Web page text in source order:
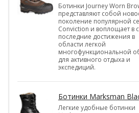
Ботинки Journey Worn
представляют собой
поколение популярной
Conviction и воплощает в
последние достижения в
области легкой
многофункциональной
для активного отдыха и
экспедиций.
Ботинки Marksman
Легкие удобные ботинки